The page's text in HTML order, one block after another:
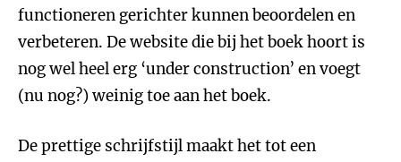
functioneren gerichter kunnen beoordelen en
verbeteren. De website die bij het boek hoort is
nog wel heel erg ‘under construction’ en voegt
(nu nog?) weinig toe aan het boek.
De prettige schrijfstijl maakt het tot een